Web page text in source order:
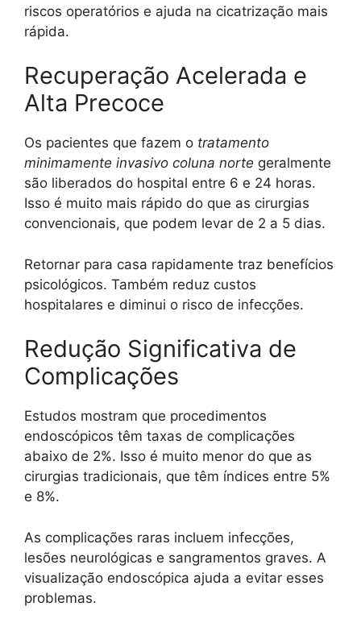
riscos operatórios e ajuda na cicatrização mais
rápida.
Recuperação Acelerada e
Alta Precoce
Os pacientes que fazem o tratamento
minimamente invasivo coluna norte geralmente
são liberados do hospital entre 6 e 24 horas.
Isso é muito mais rápido do que as cirurgias
convencionais, que podem levar de 2 a 5 dias.
Retornar para casa rapidamente traz benefícios
psicológicos. Também reduz custos
hospitalares e diminui o risco de infecções.
Redução Significativa de
Complicações
Estudos mostram que procedimentos
endoscópicos têm taxas de complicações
abaixo de 2%. Isso é muito menor do que as
cirurgias tradicionais, que têm índices entre 5%
e 8%.
As complicações raras incluem infecções,
lesões neurológicas e sangramentos graves. A
visualização endoscópica ajuda a evitar esses
problemas.